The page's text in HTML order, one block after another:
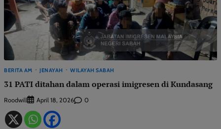
BERITA AM JENAYAH WILAYAH SABAH
31 PATI ditahan dalam operasi imigresen di Kundasang
Roodwill April 18, 2026 0